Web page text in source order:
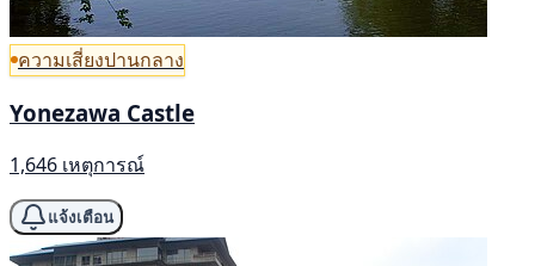
ความเสี่ยงปานกลาง
Yonezawa Castle
1,646 เหตุการณ์
แจ้งเตือน